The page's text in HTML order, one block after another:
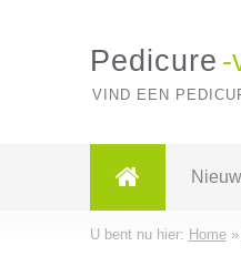
Pedicure -
VIND EEN
U bent nu hier: Home»